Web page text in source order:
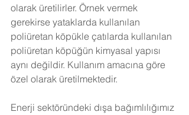
olarak üretilirler. Örnek vermek
gerekirse yataklarda kullanılan
poliüretan köpükle çatılarda kullanılan
poliüretan köpüğün kimyasal yapısı
aynı değildir. Kullanım amacına göre
özel olarak üretilmektedir.
Enerji sektöründeki dışa bağımlılığımız